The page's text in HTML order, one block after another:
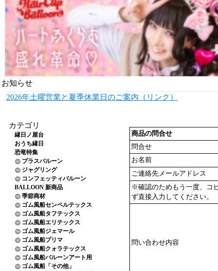
お知らせ
2026年土曜営業と夏季休業日のご案内（リンク）
カテゴリ
縁日ノ屋台
おうち縁日
恐竜特集
プラスバルーン
ジャグリング
コンフェッティバルーン
BALLOON 新商品
季節商材
ゴム風船センペルテックス
ゴム風船タフテックス
ゴム風船エリテックス
ゴム風船ジェマール
ゴム風船プリマ
ゴム風船クォラテックス
ゴム風船バルーンアート用
ゴム風船「その他」
商品の問合せ
問合せ
お名前
ご連絡先メールアドレス
※確認のためもう一度、コ
ず直接入力してください。
問い合わせ内容